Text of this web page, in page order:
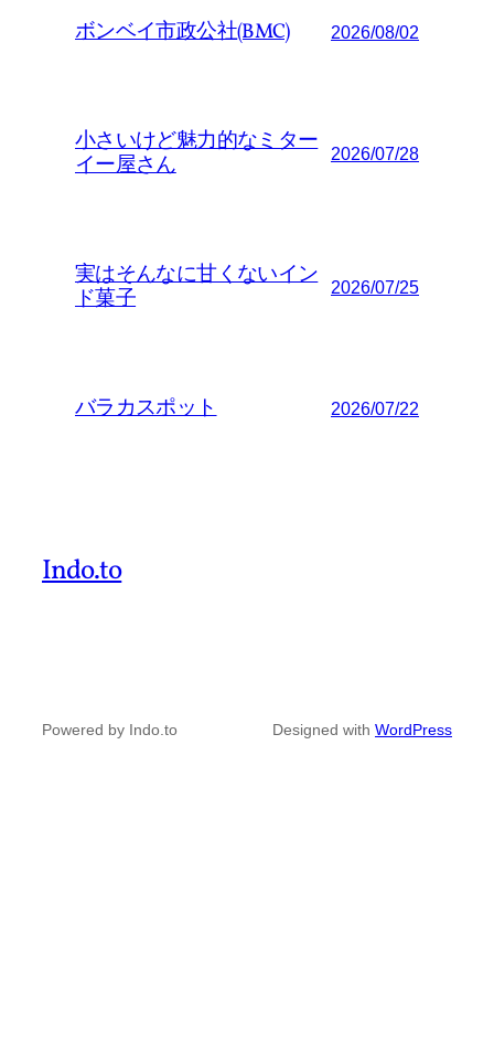
ボンベイ市政公社(BMC) 2026/08/02
小さいけど魅力的なミター
イー屋さん
2026/07/28
実はそんなに甘くないイン
ド菓子
2026/07/25
バラカスポット 2026/07/22
Indo.to
Powered by Indo.to Designed with WordPress